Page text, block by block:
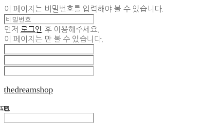
이 페이지는 비밀번호를 입력해야 볼 수 있습니다.
먼저 로그인 후 이용해주세요.
이 페이지는 만 볼 수 있습니다.
thedreamshop